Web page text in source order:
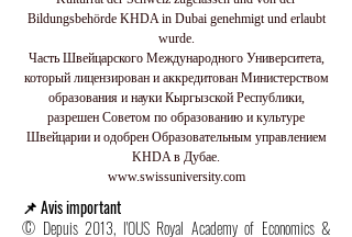
Bildungsbehörde KHDA in Dubai genehmigt und erlaubt
wurde.
Часть Швейцарского Международного Университета,
который лицензирован и аккредитован Министерством
образования и науки Кыргызской Республики,
разрешен Советом по образованию и культуре
Швейцарии и одобрен Образовательным управлением
KHDA в Дубае.
www.swissuniversity.com
📌 Avis important
© Depuis 2013, l'OUS Royal Academy of Economics &